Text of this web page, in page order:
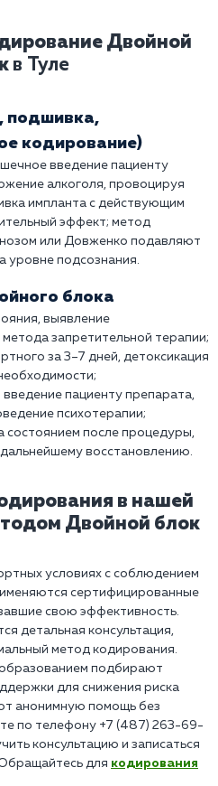
Двойной
в Туле
подшивка,
кодирование)
введение пациенту
алкоголя, провоцируя
импланта с действующим
эффект; метод
или Довженко подавляют
уровне подсознания.
блока
выявление
запретительной терапии;
за 3–7 дней, детоксикация
пациенту препарата,
психотерапии;
состоянием после процедуры,
восстановлению.
в нашей
Двойной блок
условиях с соблюдением
сертифицированные
свою эффективность.
детальная консультация,
метод кодирования.
подбирают
для снижения риска
анонимную помощь без
по телефону +7 (487) 263-69-
консультацию и записаться
для кодирования